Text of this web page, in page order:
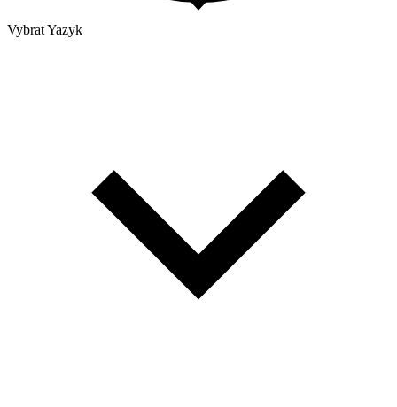
Vybrat Yazyk